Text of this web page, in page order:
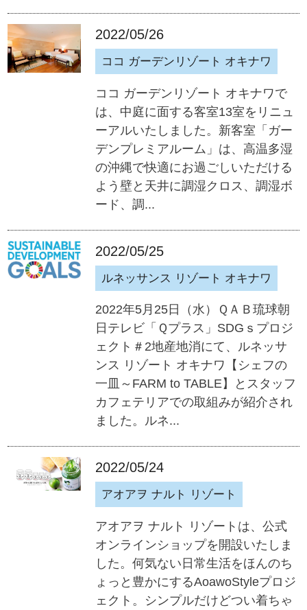
2022/05/26
ココ ガーデンリゾート オキナワ
ココ ガーデンリゾート オキナワで
は、中庭に面する客室13室をリニュ
ーアルいたしました。新客室「ガー
デンプレミアルーム」は、高温多湿
の沖縄で快適にお過ごしいただける
よう壁と天井に調湿クロス、調湿ボ
ード、調...
2022/05/25
ルネッサンス リゾート オキナワ
2022年5月25日（水）ＱＡＢ琉球朝
日テレビ「Ｑプラス」SDGｓプロジ
ェクト＃2地産地消にて、ルネッサ
ンス リゾート オキナワ【シェフの
一皿～FARM to TABLE】とスタッフ
カフェテリアでの取組みが紹介され
ました。ルネ...
2022/05/24
アオアヲ ナルト リゾート
アオアヲ ナルト リゾートは、公式
オンラインショップを開設いたしま
した。何気ない日常生活をほんのち
ょっと豊かにするAoawoStyleプロジ
ェクト。シンプルだけどつい着ちゃ